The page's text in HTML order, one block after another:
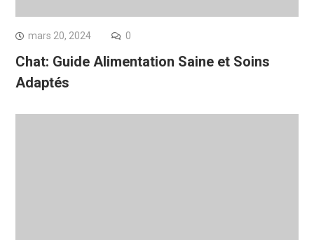
mars 20, 2024 0
Chat: Guide Alimentation Saine et Soins
Adaptés